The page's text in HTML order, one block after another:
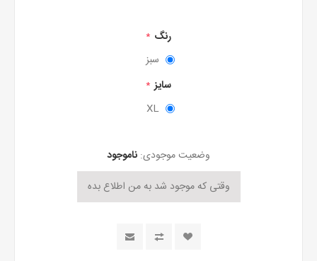
رنگ *
سبز
سایز *
XL
وضعیت موجودی: ناموجود